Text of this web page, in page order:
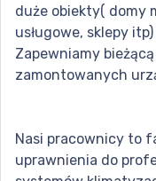
duże obiekty( domy
usługowe, sklepy itp)
Zapewniamy
zamontowanych
Nasi pracownicy to
uprawnienia do